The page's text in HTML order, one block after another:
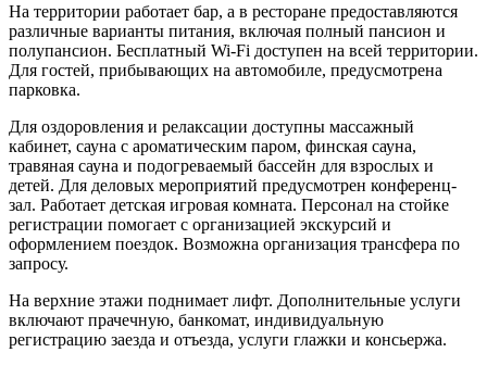
На территории работает бар, а в ресторане предоставляются
различные варианты питания, включая полный пансион и
полупансион. Бесплатный Wi-Fi доступен на всей территории.
Для гостей, прибывающих на автомобиле, предусмотрена
парковка.
Для оздоровления и релаксации доступны массажный
кабинет, сауна с ароматическим паром, финская сауна,
травяная сауна и подогреваемый бассейн для взрослых и
детей. Для деловых мероприятий предусмотрен конференц-
зал. Работает детская игровая комната. Персонал на стойке
регистрации помогает с организацией экскурсий и
оформлением поездок. Возможна организация трансфера по
запросу.
На верхние этажи поднимает лифт. Дополнительные услуги
включают прачечную, банкомат, индивидуальную
регистрацию заезда и отъезда, услуги глажки и консьержа.